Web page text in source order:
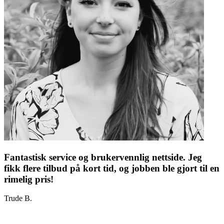
Fantastisk service og brukervennlig nettside. Jeg
fikk flere tilbud på kort tid, og jobben ble gjort til en
rimelig pris!
Trude B.